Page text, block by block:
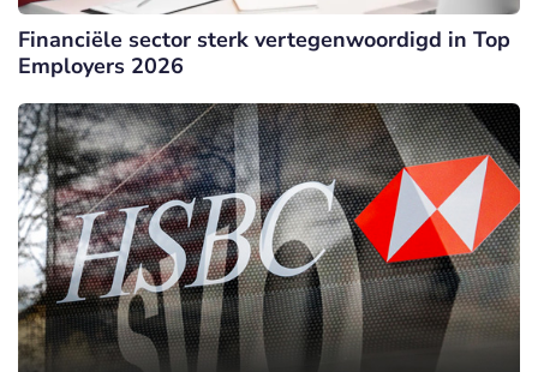
Financiële sector sterk vertegenwoordigd in Top
Employers 2026